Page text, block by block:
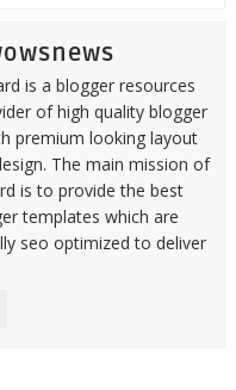
is a blogger resources
of high quality blogger
premium looking layout
The main mission of
is to provide the best
templates which are
seo optimized to deliver